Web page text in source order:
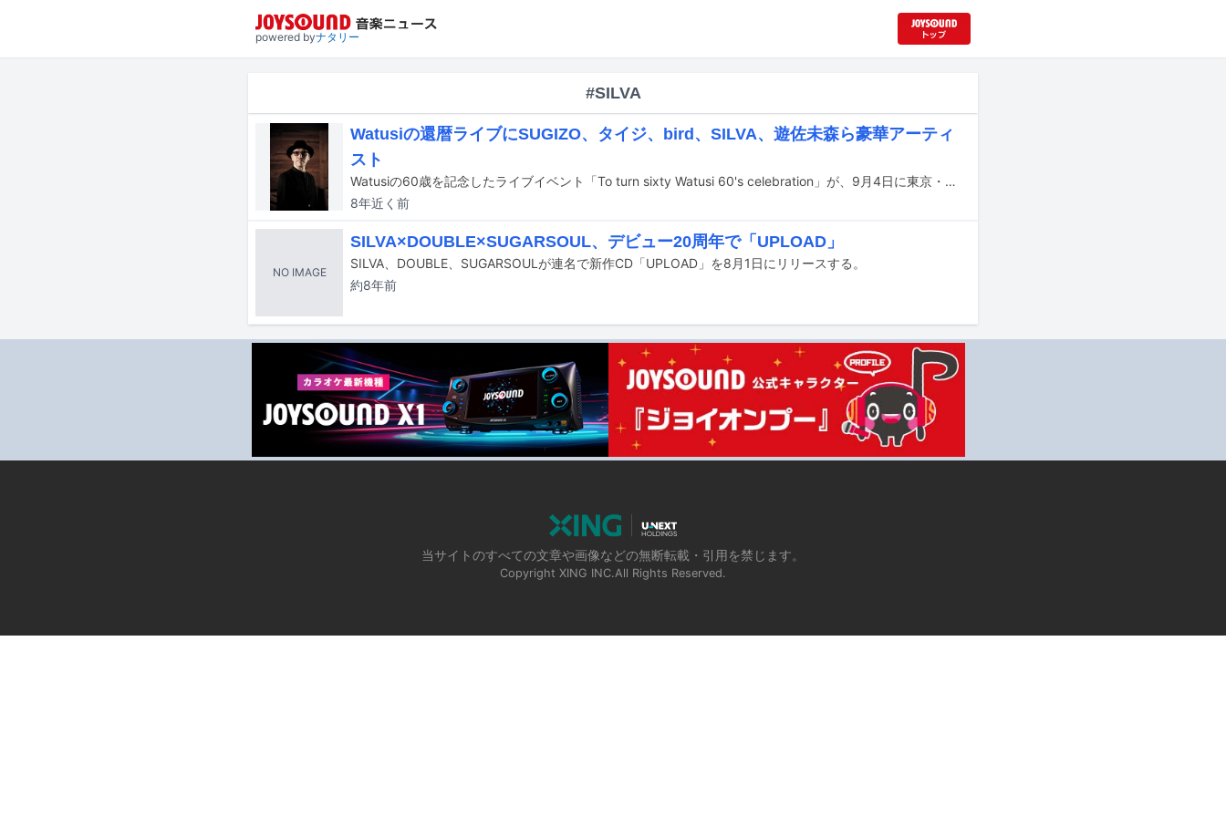
powered byナタリー
#SILVA
Watusiの還暦ライブにSUGIZO、タイジ、bird、SILVA、遊佐未森ら豪華アーティ
スト
Watusiの60歳を記念したライブイベント「To turn sixty Watusi 60's celebration」が、9月4日に東京・WWW Xで開催される。
8年近く 前
NO IMAGE
SILVA×DOUBLE×SUGARSOUL、デビュー20周年で「UPLOAD」
SILVA、DOUBLE、SUGARSOULが連名で新作CD「UPLOAD」を8月1日にリリースする。
約8年前
当サイトのすべての文章や画像などの無断転載・引用を禁じます。
Copyright XING INC.All Rights Reserved.